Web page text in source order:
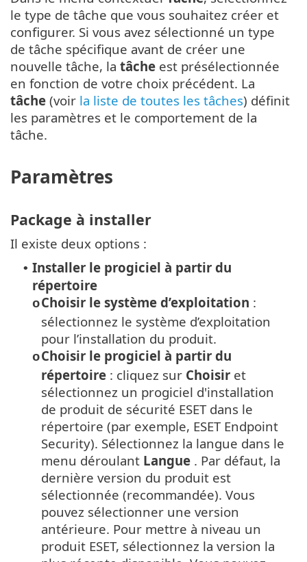
le type de tâche que vous souhaitez créer et
configurer. Si vous avez sélectionné un type
de tâche spécifique avant de créer une
nouvelle tâche, la tâche est présélectionnée
en fonction de votre choix précédent. La
tâche (voir la liste de toutes les tâches) définit
les paramètres et le comportement de la
tâche.
Paramètres
Package à installer
Il existe deux options :
• Installer le progiciel à partir du
répertoire
oChoisir le système d’exploitation :
sélectionnez le système d’exploitation
pour l’installation du produit.
oChoisir le progiciel à partir du
répertoire : cliquez sur Choisir et
sélectionnez un progiciel d'installation
de produit de sécurité ESET dans le
répertoire (par exemple, ESET Endpoint
Security). Sélectionnez la langue dans le
menu déroulant Langue . Par défaut, la
dernière version du produit est
sélectionnée (recommandée). Vous
pouvez sélectionner une version
antérieure. Pour mettre à niveau un
produit ESET, sélectionnez la version la